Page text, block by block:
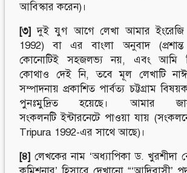
আবিস্কার করেন)।
[৩] দুই যুগ আগে লেখা আমার ইংরেজি
1992) বা এর বাংলা অনুবাদ
কোনোটিই সহজলভ্য নয়, এবং আমি
কোথাও দেই নি, তবে মূল লেখাটি
সম্পাদনায় প্রকাশিত পার্বত্য চট্টগ্রাম
পুনঃমুদ্রিত হয়েছে। আমার
সংকলনটি ইন্টারনেটে পাওয়া যায়
Tripura 1992-এর সাথে আছে)।
[৪] লেখকের নাম ‘অধ্যাপিকা ড. খুরশীদা